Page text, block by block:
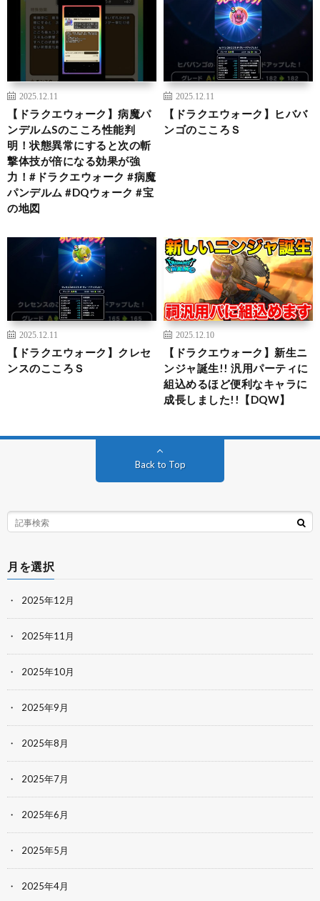
2025.12.11
【ドラクエウォーク】病魔パ
ンデルムSのこころ性能判
明！状態異常にすると次の斬
撃体技が倍になる効果が強
力！#ドラクエウォーク #病魔
パンデルム #DQウォーク #宝
の地図
2025.12.11
【ドラクエウォーク】ヒババ
ンゴのこころＳ
2025.12.11
【ドラクエウォーク】クレセ
ンスのこころＳ
2025.12.10
【ドラクエウォーク】新生ニ
ンジャ誕生!! 汎用パーティに
組込めるほど便利なキャラに
成長しました!!【DQW】
Back to Top
月を選択
2025年12月
2025年11月
2025年10月
2025年9月
2025年8月
2025年7月
2025年6月
2025年5月
2025年4月